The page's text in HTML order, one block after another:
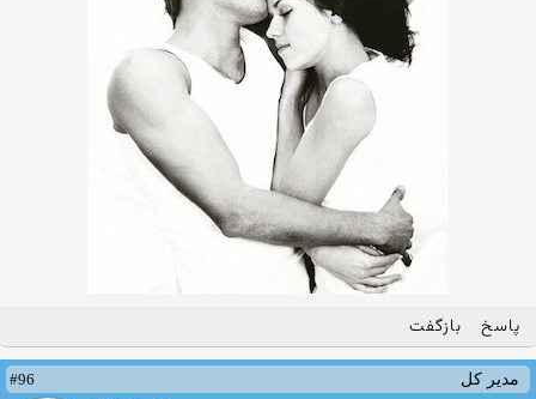
پاسخ بازگفت
مدیر کل
#96